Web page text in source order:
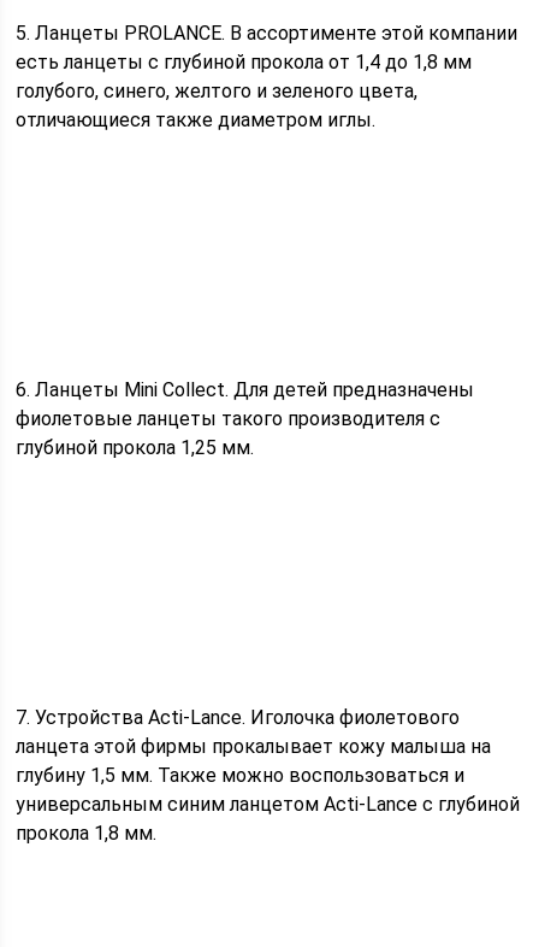
5. Ланцеты PROLANCE. В ассортименте этой компании
есть ланцеты с глубиной прокола от 1,4 до 1,8 мм
голубого, синего, желтого и зеленого цвета,
отличающиеся также диаметром иглы.
6. Ланцеты Mini Collect. Для детей предназначены
фиолетовые ланцеты такого производителя с
глубиной прокола 1,25 мм.
7. Устройства Acti-Lance. Иголочка фиолетового
ланцета этой фирмы прокалывает кожу малыша на
глубину 1,5 мм. Также можно воспользоваться и
универсальным синим ланцетом Acti-Lance с глубиной
прокола 1,8 мм.